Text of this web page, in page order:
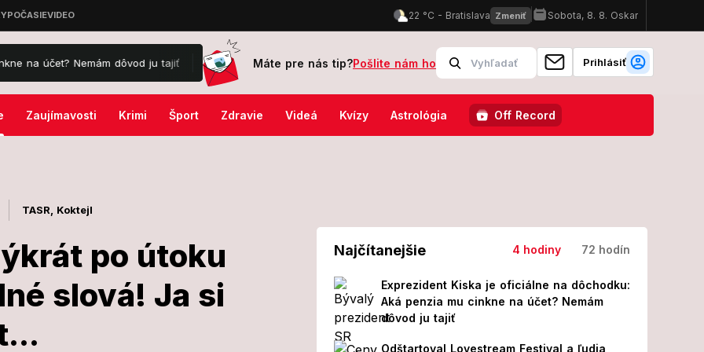
Nemám dôvod ju tajiť Veľký sobotný horoskop: Levy zažiaria v spoločnosti, jedno znamenie si musí dať pozor na skryté napätie!
Máte pre nás tip?Pošlite nám ho Prihlásiť
Zaujímavosti Krimi Šport Zdravie Videá Kvízy Astrológia Off Record
TASR, Koktejl
po útoku
slová! Ja si
prvýkrát po
Najčítanejšie 4 hodiny 72 hodín
Exprezident Kiska je oficiálne na dôchodku:
Aká penzia mu cinkne na účet? Nemám
dôvod ju tajiť
Odštartoval Lovestream Festival a ľudia